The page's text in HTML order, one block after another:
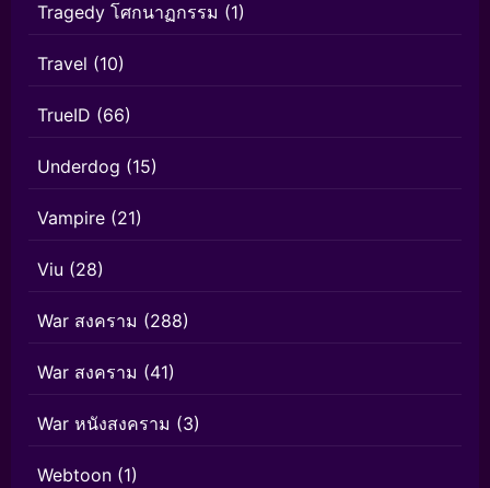
Tragedy โศกนาฏกรรม (1)
Travel (10)
TrueID (66)
Underdog (15)
Vampire (21)
Viu (28)
War สงคราม (288)
War สงคราม (41)
War หนังสงคราม (3)
Webtoon (1)